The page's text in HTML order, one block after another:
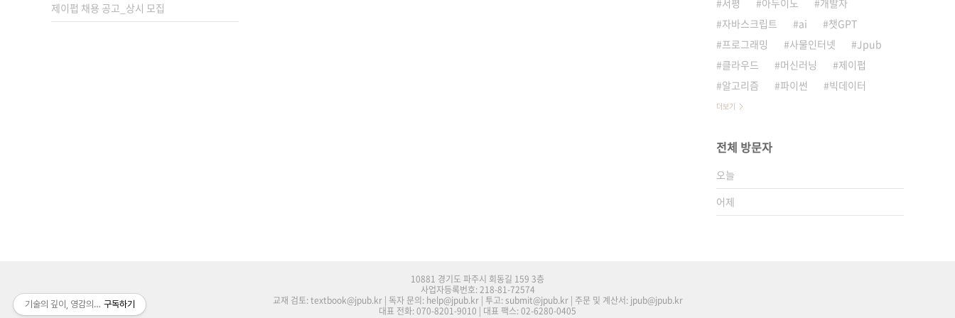
제이펍 채용 공고_상시 모집
서평
아두이노
개발자
자바스크립트
ai
챗GPT
프로그래밍
사물인터넷
Jpub
클라우드
머신러닝
제이펍
알고리즘
파이썬 빅데이터
더보기
전체 방문자
오늘
어제
10881 경기도 파주시 회동길 159 3층
사업자등록번호: 218-81-72574
교재 검토: textbook@jpub.kr | 독자 문의: help@jpub.kr | 투고: submit@jpub.kr | 주문 및 계산서: jpub@jpub.kr
대표 전화: 070-8201-9010 | 대표 팩스: 02-6280-0405
기술의 깊이, 영감의 높이, 배움의 너비
구독하기